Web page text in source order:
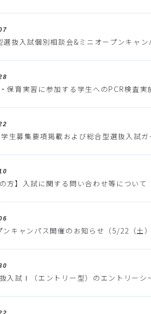
選抜入試個別相談会&ミニオープンキャ
保育実習に参加する学生へのPCR検査実
生募集要項掲載および総合型選抜入試
の方】入試に関する問い合わせ等について
ンキャンパス開催のお知らせ（5/22（土
入試Ⅰ（エントリー型）のエントリーシ